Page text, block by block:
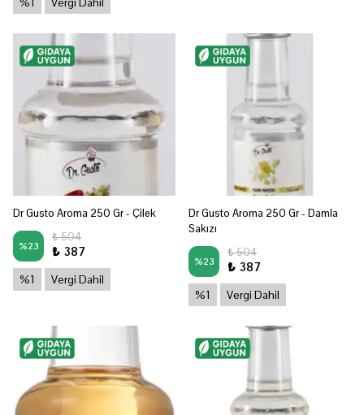
Dr Gusto Aroma 250 Gr - Çilek
%23
₺ 504
₺ 387
%1 Vergi Dahil
Dr Gusto Aroma 250 Gr - Damla
Sakızı
%23
₺ 504
₺ 387
%1 Vergi Dahil